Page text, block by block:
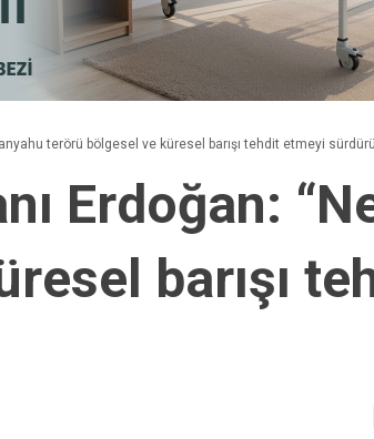
terörü bölgesel ve küresel barışı tehdit etmeyi
Erdoğan:
barışı